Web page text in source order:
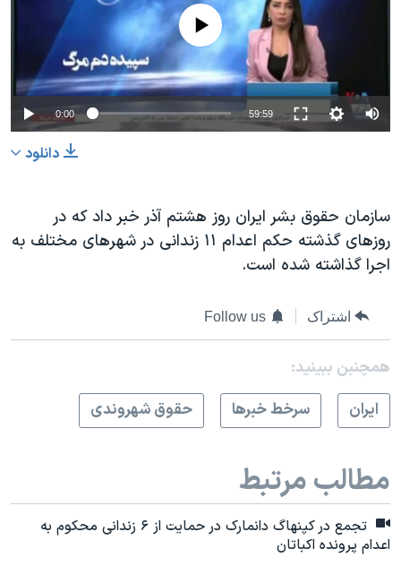
No media source currently available
0:00 59:59
دانلود
سازمان حقوق بشر ایران روز هشتم آذر خبر داد که در
روزهای گذشته حکم اعدام ۱۱ زندانی در شهرهای مختلف به
اجرا گذاشته شده است.
اشتراک Follow us
همچنبن ببینید:
ايران
سرخط خبرها حقوق شهروندی
مطالب مرتبط
تجمع در کپنهاگ دانمارک در حمایت از ۶ زندانی محکوم به
اعدام پرونده اکباتان